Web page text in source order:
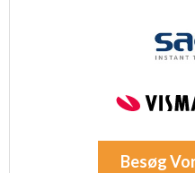
Besøg